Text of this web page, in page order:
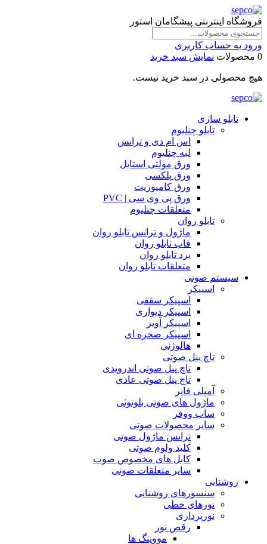
فروشگاه اینترنتی پیشگامان استور
ورود به حساب کاربری
0 محصولات
نمایش سبد خرید
هیچ محصولی در سبد خرید نیست.
تابلو سازی
تابلو چنلیوم
اس ام دی و ترانس
لبه چنلیوم
ورق مولتی استایل
ورق پلکسی
ورق کامپوزیت
ورق پی وی سی | PVC
متعلقات چنلیوم
تابلو روان
ماژول و ترانس تابلو روان
قاب تابلو روان
برد تابلو روان
متعلقات تابلو روان
سیستم صوتی
اسپیکر
اسپیکر سقفی
اسپیکر دیواری
اسپیکر آویز
اسپیکر صخره ای
هالوژنی
تاچ پنل صوتی
تاچ پنل صوتی اندرویدی
تاچ پنل صوتی عادی
آمپلی فایر
ماژول های صوتی بلوتوثی
ساب ووفر
سایر محصولات صوتی
ترانس ماژول صوتی
کلید ولوم صوتی
کابل های مخصوص صوت
سایر متعلقات صوتی
روشنایی
سنسورهای روشنایی
نورهای خطی
نورپردازی
رقص نور
مووینگ ها